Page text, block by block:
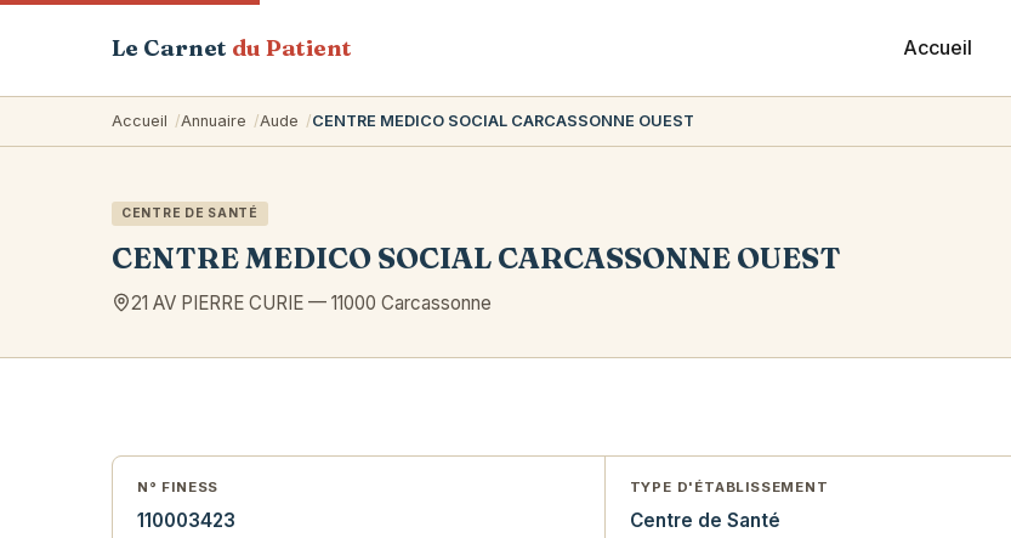
Le Carnet du Patient Accueil
Accueil Annuaire Aude CENTRE MEDICO SOCIAL CARCASSONNE OUEST
CENTRE DE SANTÉ
CENTRE MEDICO SOCIAL CARCASSONNE OUEST
21 AV PIERRE CURIE — 11000 Carcassonne
N° FINESS
110003423
TYPE D'ÉTABLISSEMENT
Centre de Santé